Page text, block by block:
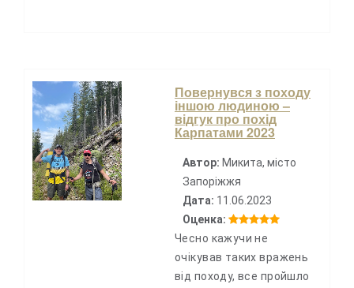
Повернувся з походу
іншою людиною –
відгук про похід
Карпатами 2023
Автор: Микита, місто
Запоріжжя
Дата: 11.06.2023
Оценка:
Чесно кажучи не
очікував таких вражень
від походу, все пройшло